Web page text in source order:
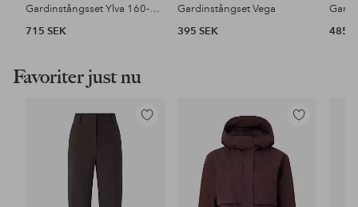
Gardinstångsset Ylva 160-300 cm
715 SEK
Gardinstångset Vega
395 SEK
485
Favoriter just nu
Lägg
Lägg
favoriter